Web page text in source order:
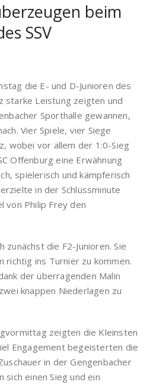
beim
SSV
die E- und D-Junioren des
starke Leistung zeigten und
Sporthalle gewannen,
Vier Spiele, vier Siege
wobei vor allem der 1:0-Sieg
Offenburg eine Erwähnung
spielerisch und kämpferisch
in der Schlussminute
von Philip Frey den
die F2-Junioren. Sie
richtig ins Turnier zu kommen.
der überragenden Malin
knappen Niederlagen zu
zeigten die Kleinsten
Engagement begeisterten die
in der Gengenbacher
einen Sieg und ein